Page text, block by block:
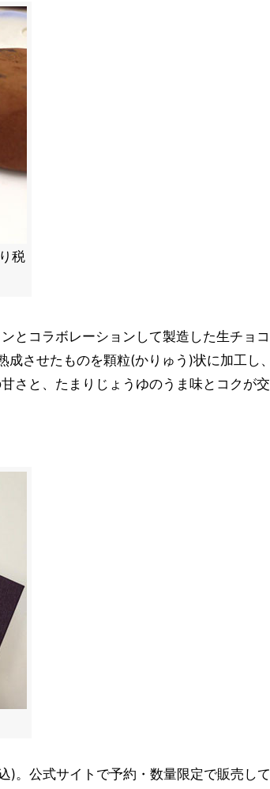
税
とコラボレーションして製造した生チョコ
させたものを顆粒(かりゅう)状に加工し、
さと、たまりじょうゆのうま味とコクが交
。公式サイトで予約・数量限定で販売して